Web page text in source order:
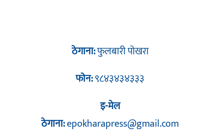
ठेगाना:फुलबारी पोखरा
फोन:९८४३४३४३३३
इ-मेल
ठेगाना:epokharapress@gmail.com